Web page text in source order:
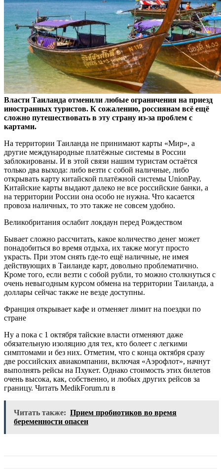
Власти Таиланда отменили любые ограничения на приезд
иностранных туристов. К сожалению, россиянам всё ещё
сложно путешествовать в эту страну из-за проблем с
картами.
На территории Таиланда не принимают карты «Мир», а
другие международные платёжные системы в России
заблокированы. И в этой связи нашим туристам остаётся
только два выхода: либо везти с собой наличные, либо
открывать карту китайской платёжной системы UnionPay.
Китайские карты выдают далеко не все российские банки, а
на территории России она особо не нужна. Что касается
провоза наличных, то это также не совсем удобно.
Великобритания ослабит локдаун перед Рождеством
Бывает сложно рассчитать, какое количество денег может
понадобиться во время отдыха, их также могут просто
украсть. При этом снять где-то ещё наличные, не имея
действующих в Таиланде карт, довольно проблематично.
Кроме того, если везти с собой рубли, то можно столкнуться с
очень невыгодным курсом обмена на территории Таиланда, а
доллары сейчас также не везде доступны.
Франция открывает кафе и отменяет лимит на поездки по
стране
Ну а пока с 1 октября тайские власти отменяют даже
обязательную изоляцию для тех, кто болеет с легкими
симптомами и без них. Отметим, что с конца октября сразу
две российских авиакомпании, включая «Аэрофлот», начнут
выполнять рейсы на Пхукет. Однако стоимость этих билетов
очень высока, как, собственно, и любых других рейсов за
границу. Читать MedikForum.ru в
Читать также: Прием пробиотиков во время
беременности опасен